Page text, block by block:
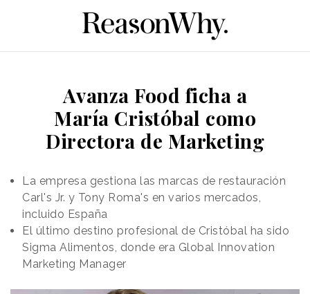
Avanza Food ficha a
María Cristóbal como
Directora de Marketing
La empresa gestiona las marcas de restauración
Carl's Jr. y Tony Roma's en varios mercados,
incluido España
El último destino profesional de Cristóbal ha sido
Sigma Alimentos, donde era Global Innovation
Marketing Manager